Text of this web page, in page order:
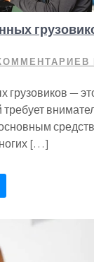
грузовиков —
[…]